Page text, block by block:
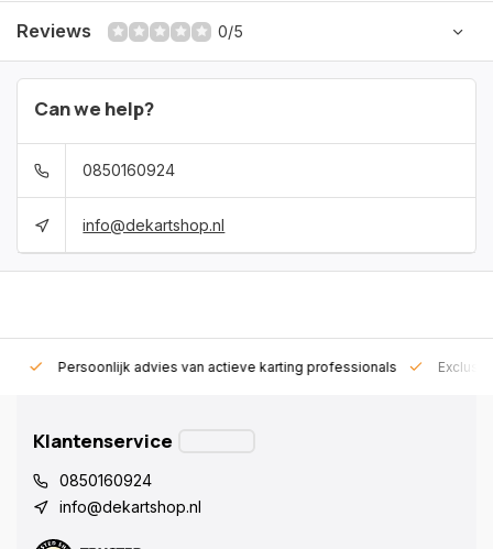
Reviews 0/5
Can we help?
0850160924
info@dekartshop.nl
Persoonlijk advies van actieve karting professionals
Klantenservice
0850160924
info@dekartshop.nl